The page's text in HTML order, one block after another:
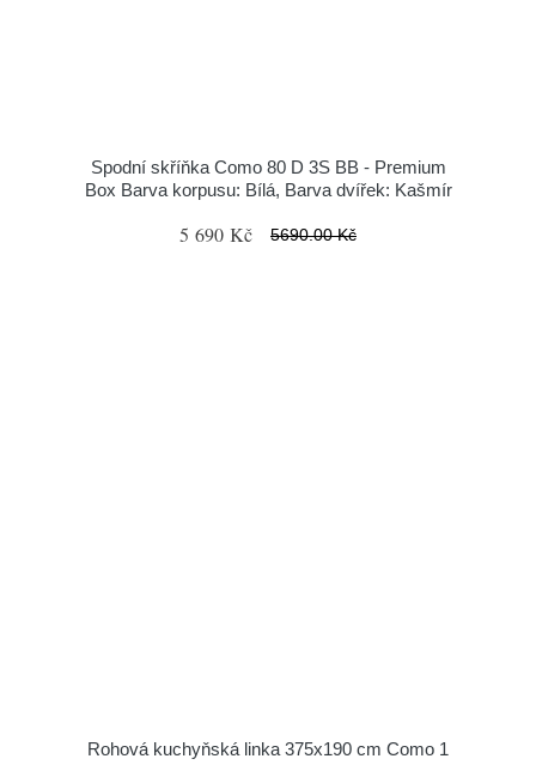
Spodní skříňka Como 80 D 3S BB - Premium
Box Barva korpusu: Bílá, Barva dvířek: Kašmír
5 690 Kč 5690.00 Kč
Rohová kuchyňská linka 375x190 cm Como 1